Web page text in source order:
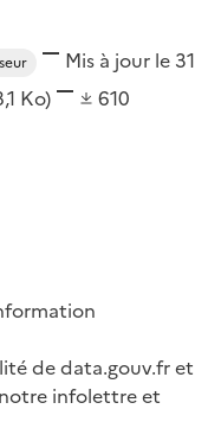
Mis à jour le 31
Ko)
610
de data.gouv.fr et
infolettre et